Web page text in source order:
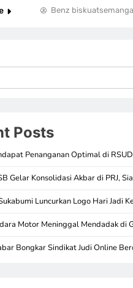
Benz
Posts
Penanganan Optimal di
Gelar Konsolidasi Akbar di PRJ,
Luncurkan Logo Hari Jadi
Motor Meninggal Mendadak di
Bongkar Sindikat Judi Online